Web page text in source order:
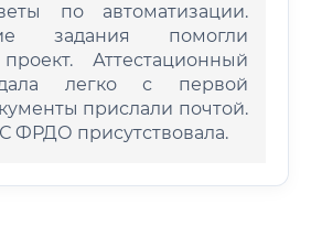
по автоматизации.
задания помогли
Аттестационный
легко с первой
прислали почтой.
ФРДО присутствовала.